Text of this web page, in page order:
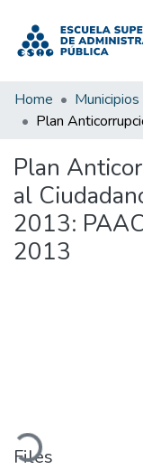
Home Municipios
Plan
al
2013:
2013
Files